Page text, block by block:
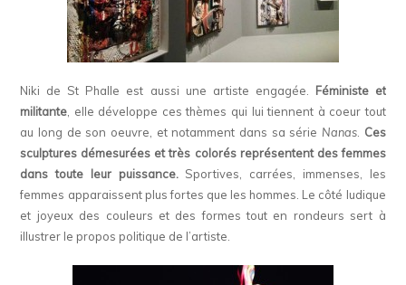
Niki de St Phalle est aussi une artiste engagée. Féministe et
militante , elle développe ces thèmes qui lui tiennent à coeur tout
au long de son oeuvre, et notamment dans sa série Nanas. Ces
sculptures démesurées et très colorés représentent des femmes
dans toute leur puissance.Sportives, carrées, immenses, les
femmes apparaissent plus fortes que les hommes. Le côté ludique
et joyeux des couleurs et des formes tout en rondeurs sert à
illustrer le propos politique de l’artiste.